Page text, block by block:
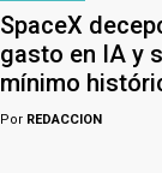
SpaceX
gasto en IA y
mínimo
Por REDACCION